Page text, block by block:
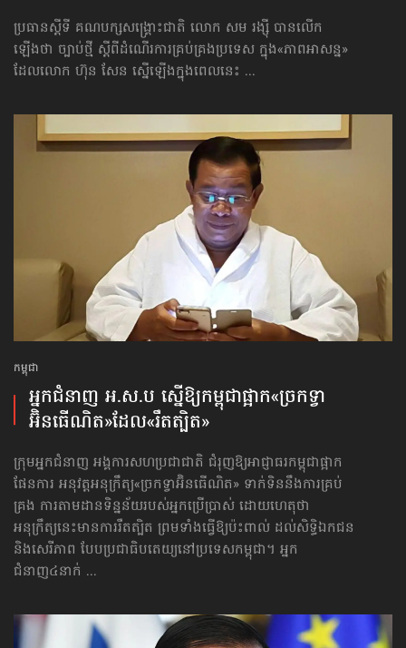
ប្រធានស្ដីទី គណបក្សសង្គ្រោះជាតិ លោក សម រង្ស៊ី បានលើក
ឡើងថា ច្បាប់ថ្មី ស្ដីពីដំណើរការគ្រប់គ្រងប្រទេស ក្នុង«ភាពអាសន្ន»
ដែលលោក ហ៊ុន សែន ស្នើឡើងក្នុងពេលនេះ ...
កម្ពុជា
​អ្នកជំនាញ អ.ស.ប ស្នើឱ្យកម្ពុជា​ផ្អាក​«ច្រកទ្វា​
អ៊ិនធើណិត»​ដែល​«រឹតត្បិត»
ក្រុមអ្នកជំនាញ អង្គការសហប្រជាជាតិ ជំរុញឱ្យអាជ្ញាធរកម្ពុជាផ្អាក
ផែនការ អនុវត្តអនុក្រឹត្យ«ច្រកទ្វា​អ៊ិនធើណិត» ទាក់ទិននឹងការគ្រប់
គ្រង ការតាមដានទិន្នន័យរបស់អ្នកប្រើប្រាស់ ដោយហេតុថា
អនុក្រឹត្យនេះមានការរឹតត្បិត ​ព្រមទាំងធ្វើឱ្យប៉ះពាល់ ដល់សិទ្ធិឯកជន
និងសេរីភាព បែបប្រជាធិបតេយ្យនៅប្រទេសកម្ពុជា។ អ្នក
ជំនាញ៤នាក់ ...